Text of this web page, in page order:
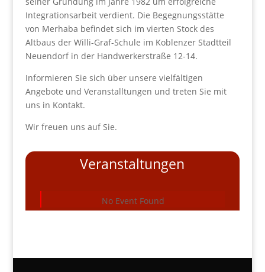
Integrationsarbeit verdient. Die Begegnungsstätte
von Merhaba befindet sich im vierten Stock des
Altbaus der Willi-Graf-Schule im Koblenzer Stadtteil
Neuendorf in der Handwerkerstraße 12-14.
Informieren Sie sich über unsere vielfältigen
Angebote und Veranstalltungen und treten Sie mit
uns in Kontakt.
Wir freuen uns auf Sie.
Veranstaltungen
No Event Found